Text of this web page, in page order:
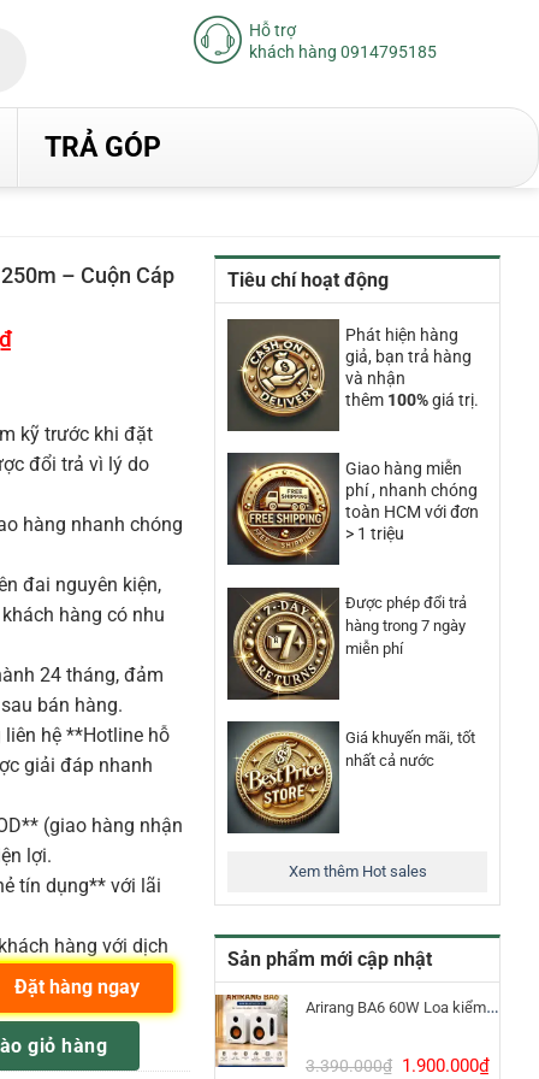
Hỗ trợ
khách hàng 0914795185
TRẢ GÓP
Tiêu chí hoạt động
Phát hiện hàng
giả, bạn trả hàng
và nhận
thêm 100%giá trị.
Giao hàng miễn
phí , nhanh chóng
toàn HCM với đơn
> 1 triệu
Được phép đổi trả
hàng trong 7 ngày
miễn phí
Giá khuyến mãi, tốt
nhất cả nước
Xem thêm Hot sales
Sản phẩm mới cập nhật
Arirang BA6 60W Loa kiểm âm Bluetooth 5.3
3.390.000₫ Giá
1.900.000₫Giá
– Cuộn Cáp
₫Giá
kỹ trước khi đặt
đổi trả vì lý do
hàng nhanh chóng
đai nguyên kiện,
hàng có nhu
24 tháng, đảm
bán hàng.
hệ **Hotline hỗ
giải đáp nhanh
(giao hàng nhận
lợi.
tín dụng** với lãi
hàng với dịch
Cuộn Cáp Mạng 4 Lõi số lượng
giỏ hàng
Đặt hàng ngay